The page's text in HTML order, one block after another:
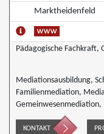
Marktheidenfeld
Pädagogische
Mediationsausbildung,
Familienmediation,
Gesundheitswesen,
Innerbetriebliche
KONTAKT